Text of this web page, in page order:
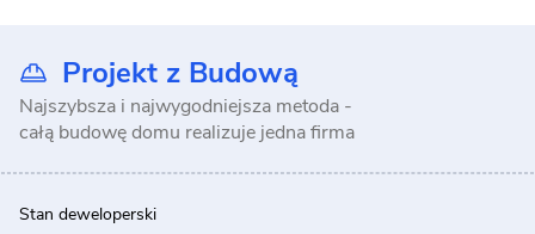
Projekt z Budową
Najszybsza i najwygodniejsza metoda -
całą budowę domu realizuje jedna firma
Stan deweloperski